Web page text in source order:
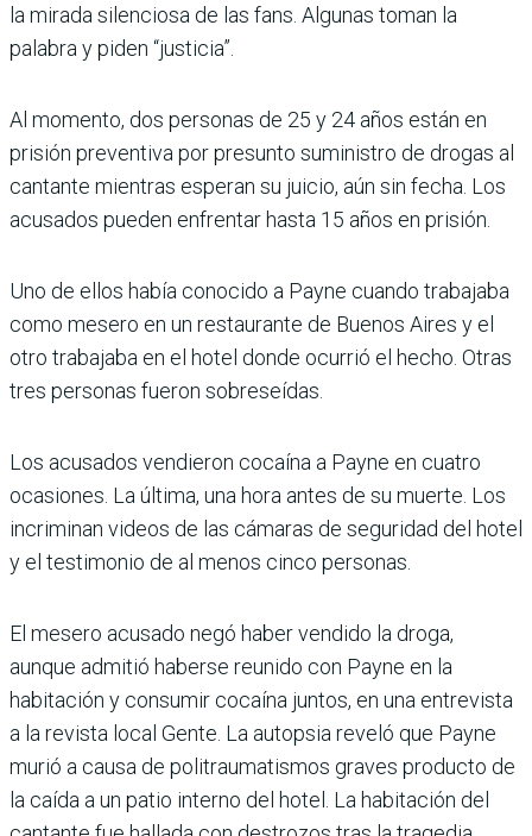
la mirada silenciosa de las fans. Algunas toman la
palabra y piden “justicia”.
Al momento, dos personas de 25 y 24 años están en
prisión preventiva por presunto suministro de drogas al
cantante mientras esperan su juicio, aún sin fecha. Los
acusados pueden enfrentar hasta 15 años en prisión.
Uno de ellos había conocido a Payne cuando trabajaba
como mesero en un restaurante de Buenos Aires y el
otro trabajaba en el hotel donde ocurrió el hecho. Otras
tres personas fueron sobreseídas.
Los acusados vendieron cocaína a Payne en cuatro
ocasiones. La última, una hora antes de su muerte. Los
incriminan videos de las cámaras de seguridad del hotel
y el testimonio de al menos cinco personas.
El mesero acusado negó haber vendido la droga,
aunque admitió haberse reunido con Payne en la
habitación y consumir cocaína juntos, en una entrevista
a la revista local Gente. La autopsia reveló que Payne
murió a causa de politraumatismos graves producto de
la caída a un patio interno del hotel. La habitación del